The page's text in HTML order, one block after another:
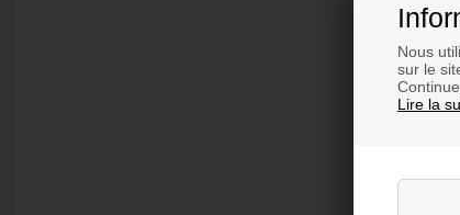
Nous
sur le
Lire la